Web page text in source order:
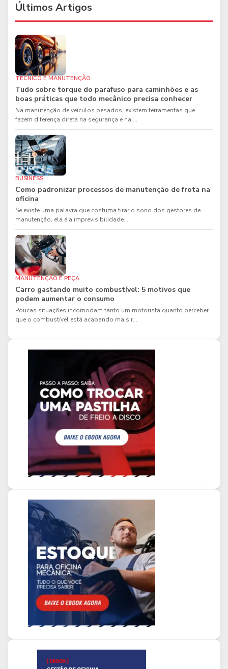
Últimos Artigos
TÉCNICO E MANUTENÇÃO
Tudo sobre torque do parafuso para caminhões e as
boas práticas que todo mecânico precisa conhecer
Na manutenção de veículos pesados, existem ferramentas que
fazem diferença direta na segurança e na ...
BUSINESS
Como padronizar processos de manutenção de frota na
oficina
Se existe uma palavra que costuma tirar o sono dos gestores de
manutenção, ela é a imprevisibilidade...
MANUTENÇÃO E PEÇA
Carro gastando muito combustível: 5 motivos que
podem aumentar o consumo
Poucas situações incomodam tanto um motorista quanto perceber
que o combustível está acabando mais r...